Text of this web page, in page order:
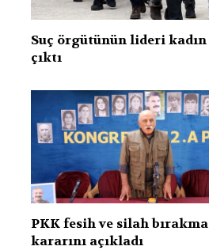
Suç örgütünün lideri kadın
çıktı
PKK fesih ve silah bırakma
kararını açıkladı